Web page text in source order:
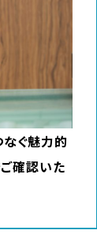
ぐ魅力的
確認いた